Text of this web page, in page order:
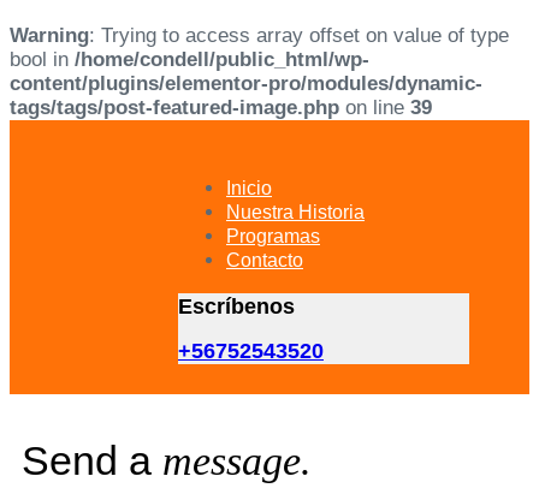
Warning: Trying to access array offset on value of type
bool in /home/condell/public_html/wp-
content/plugins/elementor-pro/modules/dynamic-
tags/tags/post-featured-image.php on line 39
Inicio
Nuestra Historia
Programas
Contacto
Escríbenos
+56752543520
Send a message.